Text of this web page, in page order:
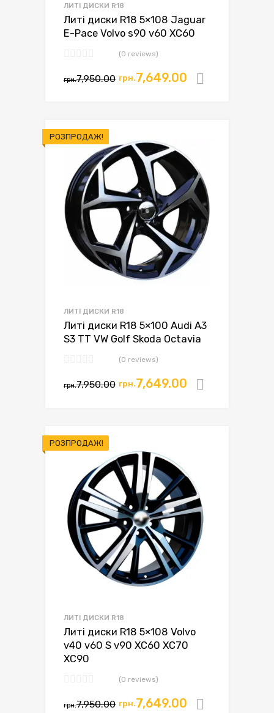
ЛИТІ ДИСКИ R18
Литі диски R18 5×108 Jaguar
E-Pace Volvo s90 v60 XC60
(0 reviews)
грн.7,950.00 грн.7,649.00
РОЗПРОДАЖ!
ЛИТІ ДИСКИ R18
Литі диски R18 5×100 Audi A3
S3 TT VW Golf Skoda Octavia
(0 reviews)
грн.7,950.00 грн.7,649.00
РОЗПРОДАЖ!
ЛИТІ ДИСКИ R18
Литі диски R18 5×108 Volvo
v40 v60 S v90 XC60 XC70
XC90
(0 reviews)
грн.7,950.00 грн.7,649.00